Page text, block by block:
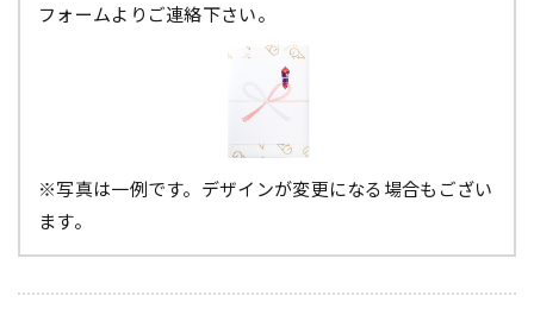
フォームよりご連絡下さい。
※写真は一例です。デザインが変更になる場合もござい
ます。